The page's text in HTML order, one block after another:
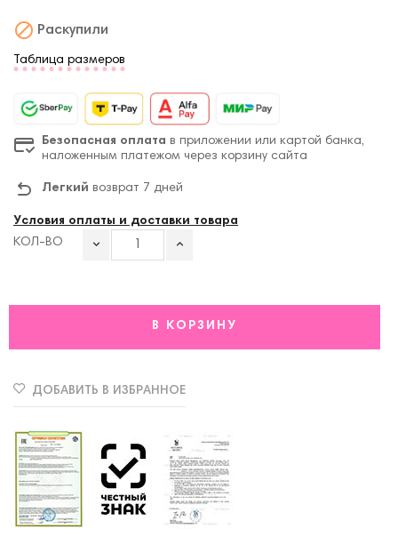
 Раскупили
Таблица размеров
Безопасная оплата в приложении или картой банка,
наложенным платежом через корзину сайта
Легкий возврат 7 дней
Условия оплаты и доставки товара
КОЛ-ВО
В КОРЗИНУ
ДОБАВИТЬ В ИЗБРАННОЕ